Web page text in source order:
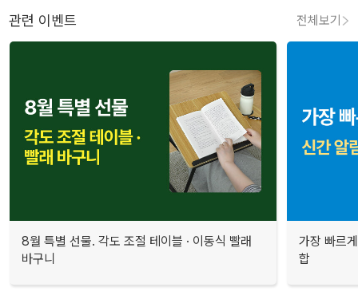
관련 이벤트 전체보기
8월 특별 선물. 각도 조절 테이블 · 이동식 빨래
바구니
가장 빠르
합